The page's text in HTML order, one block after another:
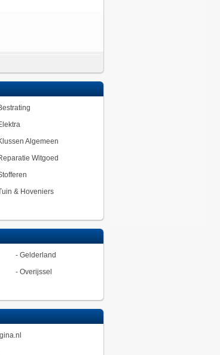
Algemeen
Witgoed
& Hoveniers
- Gelderland
- Overijssel